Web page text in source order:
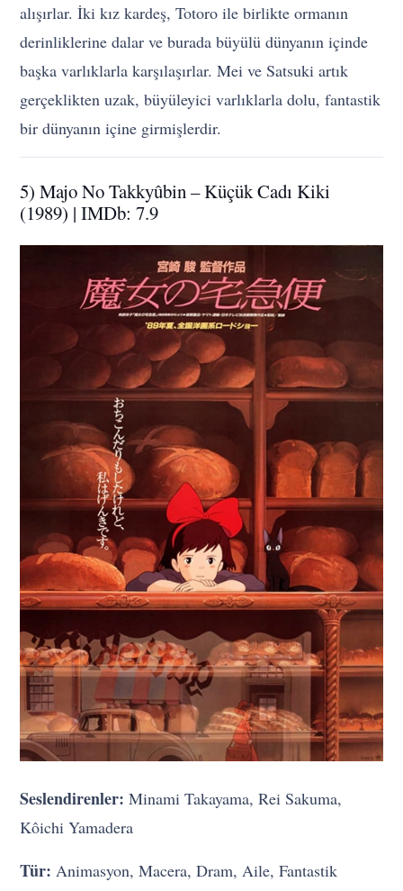
alışırlar. İki kız kardeş, Totoro ile birlikte ormanın
derinliklerine dalar ve burada büyülü dünyanın içinde
başka varlıklarla karşılaşırlar. Mei ve Satsuki artık
gerçeklikten uzak, büyüleyici varlıklarla dolu, fantastik
bir dünyanın içine girmişlerdir.
5) Majo No Takkyûbin – Küçük Cadı Kiki
(1989) | IMDb: 7.9
Seslendirenler: Minami Takayama, Rei Sakuma,
Kôichi Yamadera
Tür: Animasyon, Macera, Dram, Aile, Fantastik